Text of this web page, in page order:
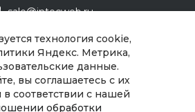
технология cookie,
Яндекс. Метрика,
данные.
вы соглашаетесь с их
соответствии с нашей
обработки
sale@intecweb.ru
ул.Свободы, д.93, оф. 6